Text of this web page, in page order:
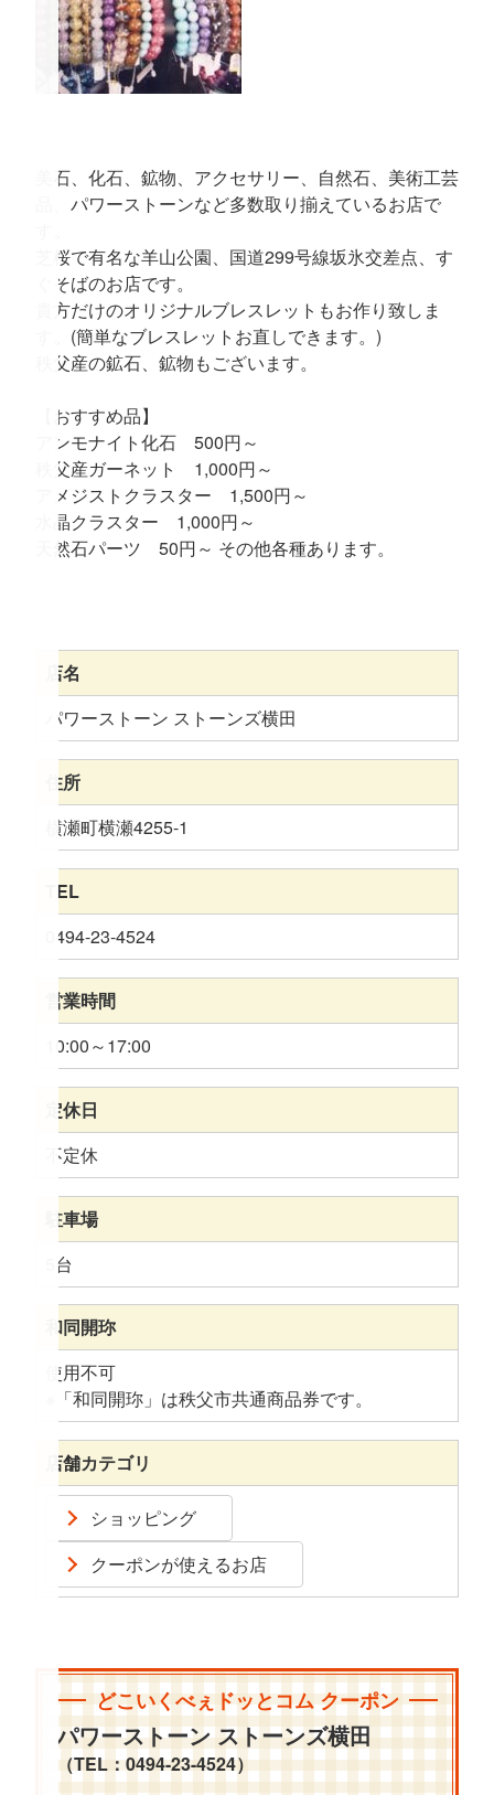
美石、化石、鉱物、アクセサリー、自然石、美術工芸
品、パワーストーンなど多数取り揃えているお店で
芝桜で有名な羊山公園、国道299号線坂氷交差点、す
ぐそばのお店です。
貴方だけのオリジナルブレスレットもお作り致しま
す。(簡単なブレスレットお直しできます。)
秩父産の鉱石、鉱物もございます。
【おすすめ品】
アンモナイト化石 500円～
秩父産ガーネット 1,000円～
アメジストクラスター 1,500円～
水晶クラスター 1,000円～
天然石パーツ 50円～ その他各種あります。
店名
パワーストーン ストーンズ横田
住所
横瀬町横瀬4255-1
TEL
0494-23-4524
営業時間
10:00～17:00
定休日
不定休
駐車場
5台
和同開珎
使用不可
※「和同開珎」は秩父市共通商品券です。
店舗カテゴリ
ショッピング
クーポンが使えるお店
どこいくべぇドッとコム クーポン
パワーストーン ストーンズ横田
（TEL：0494-23-4524）